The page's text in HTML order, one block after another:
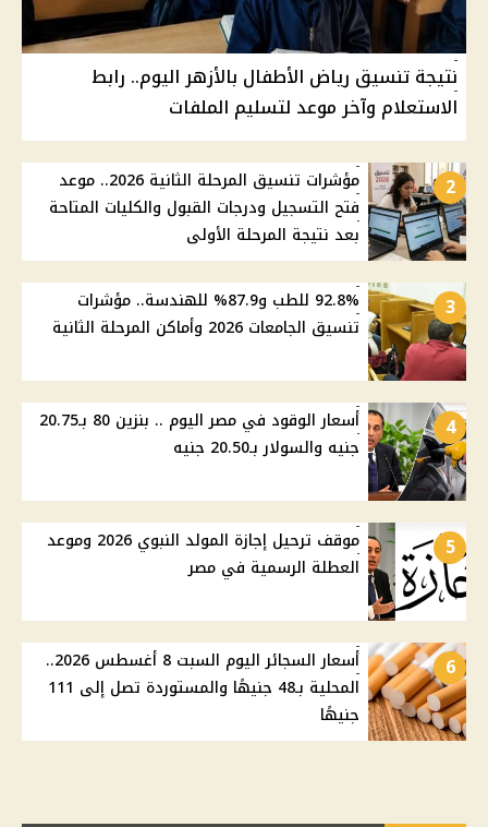
نتيجة تنسيق رياض الأطفال بالأزهر اليوم.. رابط
الاستعلام وآخر موعد لتسليم الملفات
2
مؤشرات تنسيق المرحلة الثانية 2026.. موعد
فتح التسجيل ودرجات القبول والكليات المتاحة
بعد نتيجة المرحلة الأولى
3
92.8% للطب و87.9% للهندسة.. مؤشرات
تنسيق الجامعات 2026 وأماكن المرحلة الثانية
4
أسعار الوقود في مصر اليوم .. بنزين 80 بـ20.75
جنيه والسولار بـ20.50 جنيه
5
موقف ترحيل إجازة المولد النبوي 2026 وموعد
العطلة الرسمية في مصر
6
أسعار السجائر اليوم السبت 8 أغسطس 2026..
المحلية بـ48 جنيهًا والمستوردة تصل إلى 111
جنيهًا